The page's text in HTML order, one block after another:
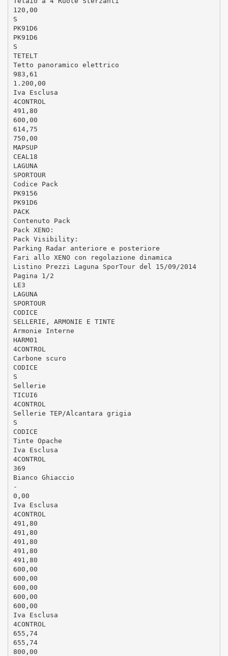
120,00
S
PK91D6
PK91D6
S
TETELT
Tetto panoramico elettrico
983,61
1.200,00
Iva Esclusa
4CONTROL
491,80
600,00
614,75
750,00
MAPSUP
CEAL18
LAGUNA
SPORTOUR
Codice Pack
PK9156
PK91D6
PACK
Contenuto Pack
Pack XENO:
Pack Visibility:
Parking Radar anteriore e posteriore
Fari allo XENO con regolazione dinamica
Listino Prezzi Laguna SporTour del 15/09/2014
Pagina 1/2
LE3
LAGUNA
SPORTOUR
CODICE
SELLERIE, ARMONIE E TINTE
Armonie Interne
HARM01
4CONTROL
Carbone scuro
CODICE
S
Sellerie
TICUI6
4CONTROL
Sellerie TEP/Alcantara grigia
S
CODICE
Tinte Opache
Iva Esclusa
4CONTROL
369
Bianco Ghiaccio
-
0,00
Iva Esclusa
4CONTROL
491,80
491,80
491,80
491,80
491,80
600,00
600,00
600,00
600,00
600,00
Iva Esclusa
4CONTROL
655,74
655,74
800,00